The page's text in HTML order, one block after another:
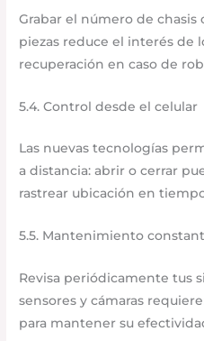
Grabar el número de
piezas reduce el interés de
recuperación en caso de
5.4. Control desde el celular
Las nuevas tecnologías
a distancia: abrir o cerrar
rastrear ubicación en
5.5. Mantenimiento
Revisa periódicamente tus
sensores y cámaras
para mantener su